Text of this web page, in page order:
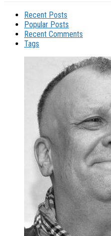
Recent Posts
Popular Posts
Recent Comments
Tags